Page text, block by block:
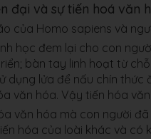
đại và sự tiến hoá văn
của Homo sapiens và
học đem lại cho con
bàn tay linh hoạt từ
dụng lửa để nấu chín
văn hóa. Vậy tiến hóa
văn hóa mà con người
hóa của loài khác và có